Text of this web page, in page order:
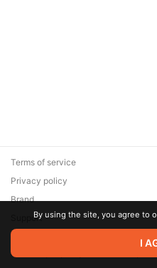
© 2026 Zaya Solutions Limited.
are the property of their
Terms of service
Privacy policy
Brand
SupportBy using the site, you agree to
I